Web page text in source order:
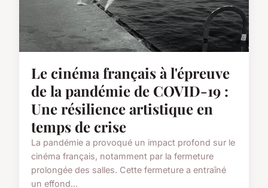
Le cinéma français à l'épreuve
de la pandémie de COVID-19 :
Une résilience artistique en
temps de crise
La pandémie a provoqué un impact profond sur le
cinéma français, notamment par la fermeture
prolongée des salles. Cette fermeture a entraîné
un effond...